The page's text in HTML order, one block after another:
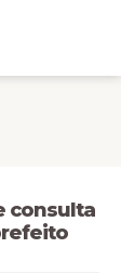
consulta